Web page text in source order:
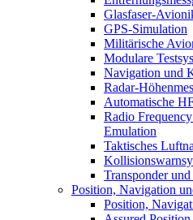
Glasfaser-
GPS-Simulation
Militärische
Modulare
Navigation und
Radar-
Automatische
Radio
Emulation
Taktisches
Transponder
Position, Navigation
Position,